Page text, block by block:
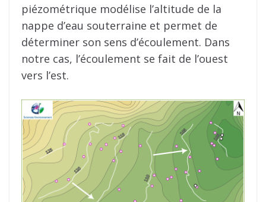
piézométrique modélise l’altitude de la
nappe d’eau souterraine et permet de
déterminer son sens d’écoulement. Dans
notre cas, l’écoulement se fait de l’ouest
vers l’est.